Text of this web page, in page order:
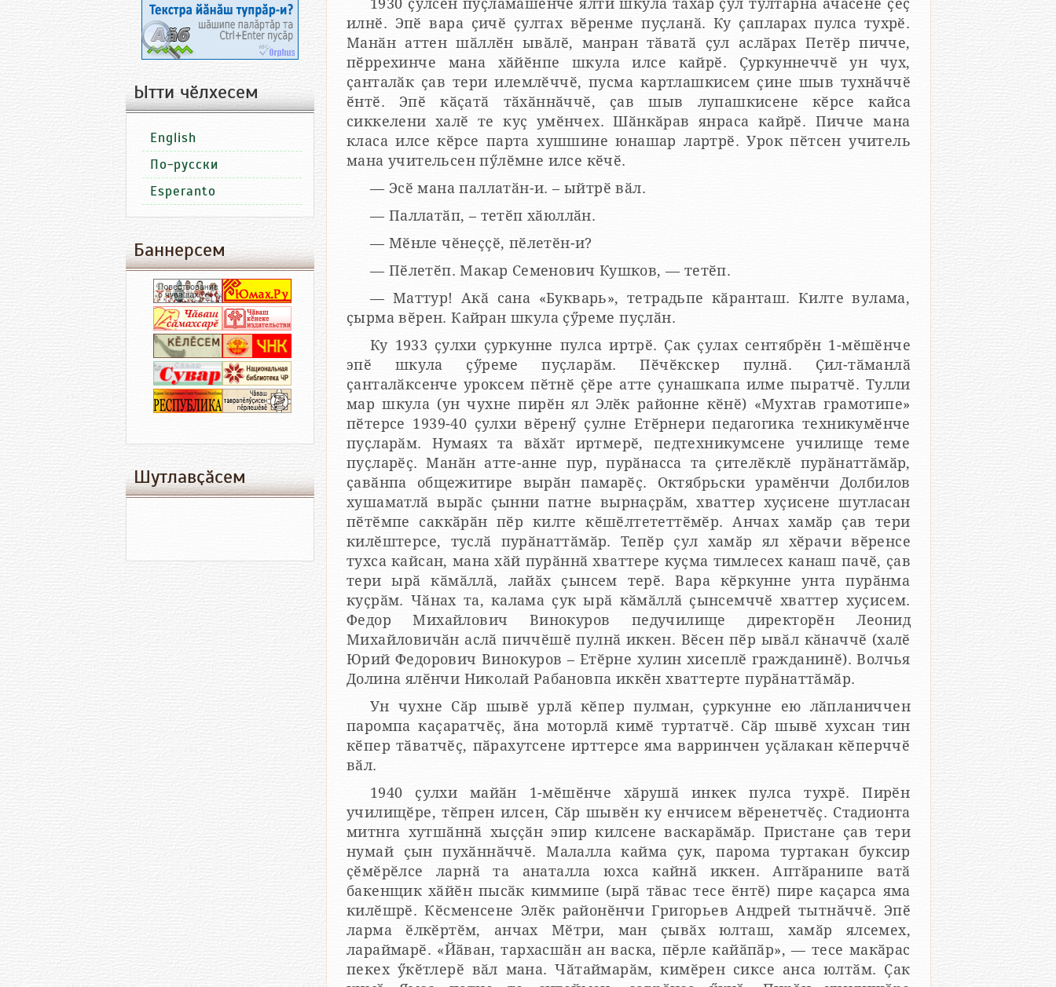
илнӗ. Эпӗ вара ҫичӗ ҫултах вӗренме пуҫланӑ. Ку ҫапларах пулса тухрӗ.
Манӑн аттен шӑллӗн ывӑлӗ, манран тӑватӑ ҫул аслӑрах Петӗр пичче,
пӗррехинче мана хӑйӗнпе шкула илсе кайрӗ. Ҫуркуннеччӗ ун чух,
ҫанталӑк ҫав тери илемлӗччӗ, пусма картлашкисем ҫине шыв тухнӑччӗ
ӗнтӗ. Эпӗ кӑҫатӑ тӑхӑннӑччӗ, ҫав шыв лупашкисене кӗрсе кайса
сиккелени халӗ те куҫ умӗнчех. Шӑнкӑрав янраса кайрӗ. Пичче мана
класа илсе кӗрсе парта хушшине юнашар лартрӗ. Урок пӗтсен учитель
мана учительсен пӳлӗмне илсе кӗчӗ.
— Эсӗ мана паллатӑн-и. – ыйтрӗ вӑл.
— Паллатӑп, – тетӗп хӑюллӑн.
— Мӗнле чӗнеҫҫӗ, пӗлетӗн-и?
— Пӗлетӗп. Макар Семенович Кушков, — тетӗп.
— Маттур! Акӑ сана «Букварь», тетрадьпе кӑранташ. Килте вулама,
ҫырма вӗрен. Кайран шкула ҫӳреме пуҫлӑн.
Ку 1933 ҫулхи ҫуркунне пулса иртрӗ. Ҫак ҫулах сентябрӗн 1-мӗшӗнче
эпӗ шкула ҫӳреме пуҫларӑм. Пӗчӗкскер пулнӑ. Ҫил-тӑманлӑ
ҫанталӑксенче уроксем пӗтнӗ ҫӗре атте ҫунашкапа илме пыратчӗ. Тулли
мар шкула (ун чухне пирӗн ял Элӗк районне кӗнӗ) «Мухтав грамотипе»
пӗтерсе 1939-40 ҫулхи вӗренӳ ҫулне Етӗрнери педагогика техникумӗнче
пуҫларӑм. Нумаях та вӑхӑт иртмерӗ, педтехникумсене училище теме
пуҫларӗҫ. Манӑн атте-анне пур, пурӑнасса та ҫителӗклӗ пурӑнаттӑмӑр,
ҫавӑнпа общежитире вырӑн памарӗҫ. Октябрьски урамӗнчи Долбилов
хушаматлӑ вырӑс ҫынни патне вырнаҫрӑм, хваттер хуҫисене шутласан
пӗтӗмпе саккӑрӑн пӗр килте кӗшӗлтететтӗмӗр. Анчах хамӑр ҫав тери
килӗштерсе, туслӑ пурӑнаттӑмӑр. Тепӗр ҫул хамӑр ял хӗрачи вӗренсе
тухса кайсан, мана хӑй пурӑннӑ хваттере куҫма тимлесех канаш пачӗ, ҫав
тери ырӑ кӑмӑллӑ, лайӑх ҫынсем терӗ. Вара кӗркунне унта пурӑнма
куҫрӑм. Чӑнах та, калама ҫук ырӑ кӑмӑллӑ ҫынсемччӗ хваттер хуҫисем.
Федор Михайлович Винокуров педучилище директорӗн Леонид
Михайловичӑн аслӑ пиччӗшӗ пулнӑ иккен. Вӗсен пӗр ывӑл кӑначчӗ (халӗ
Юрий Федорович Винокуров – Етӗрне хулин хисеплӗ гражданинӗ). Волчья
Долина ялӗнчи Николай Рабановпа иккӗн хваттерте пурӑнаттӑмӑр.
Ун чухне Сӑр шывӗ урлӑ кӗпер пулман, ҫуркунне ею лӑпланиччен
паромпа каҫаратчӗҫ, ӑна моторлӑ кимӗ туртатчӗ. Сӑр шывӗ хухсан тин
кӗпер тӑватчӗҫ, пӑрахутсене ирттерсе яма варринчен уҫӑлакан кӗперччӗ
вӑл.
1940 ҫулхи майӑн 1-мӗшӗнче хӑрушӑ инкек пулса тухрӗ. Пирӗн
училищӗре, тӗпрен илсен, Сӑр шывӗн ку енчисем вӗренетчӗҫ. Стадионта
митнга хутшӑннӑ хыҫҫӑн эпир килсене васкарӑмӑр. Пристане ҫав тери
нумай ҫын пухӑннӑччӗ. Малалла кайма ҫук, парома туртакан буксир
ҫӗмӗрӗлсе ларнӑ та анаталла юхса кайнӑ иккен. Аптӑранипе ватӑ
бакенщик хӑйӗн пысӑк киммипе (ырӑ тӑвас тесе ӗнтӗ) пире каҫарса яма
килӗшрӗ. Кӗсменсене Элӗк районӗнчи Григорьев Андрей тытнӑччӗ. Эпӗ
ларма ӗлкӗртӗм, анчах Мӗтри, ман ҫывӑх юлташ, хамӑр ялсемех,
лараймарӗ. «Йӑван, тархасшӑн ан васка, пӗрле кайӑпӑр», — тесе макӑрас
пекех ӳкӗтлерӗ вӑл мана. Чӑтаймарӑм, кимӗрен сиксе анса юлтӑм. Ҫак
Ытти чӗлхесем
English
По-русски
Esperanto
Баннерсем
Шутлавҫӑсем